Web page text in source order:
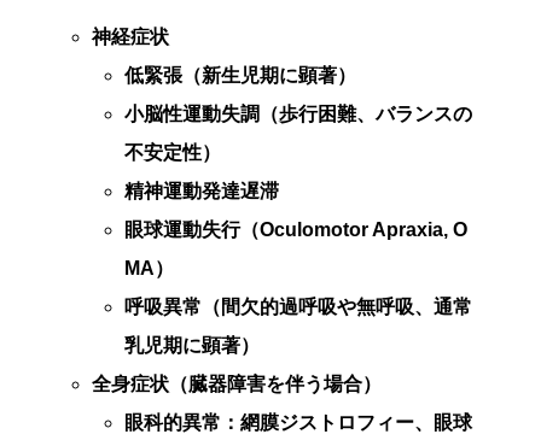
神経症状
低緊張（新生児期に顕著）
小脳性運動失調（歩行困難、バランスの
不安定性）
精神運動発達遅滞
眼球運動失行（Oculomotor Apraxia, O
MA）
呼吸異常（間欠的過呼吸や無呼吸、通常
乳児期に顕著）
全身症状（臓器障害を伴う場合）
眼科的異常 ：網膜ジストロフィー、眼球